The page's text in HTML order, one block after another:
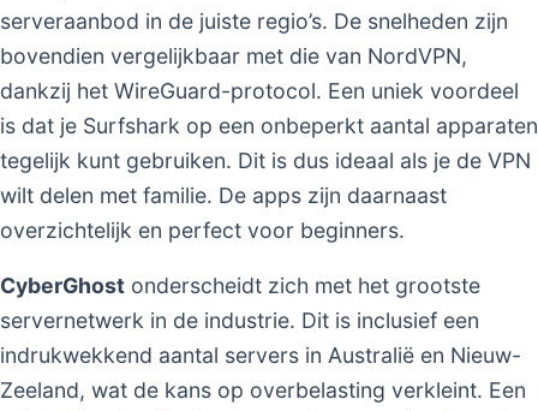
serveraanbod in de juiste regio’s. De snelheden zijn
bovendien vergelijkbaar met die van NordVPN,
dankzij het WireGuard-protocol. Een uniek voordeel
is dat je Surfshark op een onbeperkt aantal apparaten
tegelijk kunt gebruiken. Dit is dus ideaal als je de VPN
wilt delen met familie. De apps zijn daarnaast
overzichtelijk en perfect voor beginners.
CyberGhost onderscheidt zich met het grootste
servernetwerk in de industrie. Dit is inclusief een
indrukwekkend aantal servers in Australië en Nieuw-
Zeeland, wat de kans op overbelasting verkleint. Een